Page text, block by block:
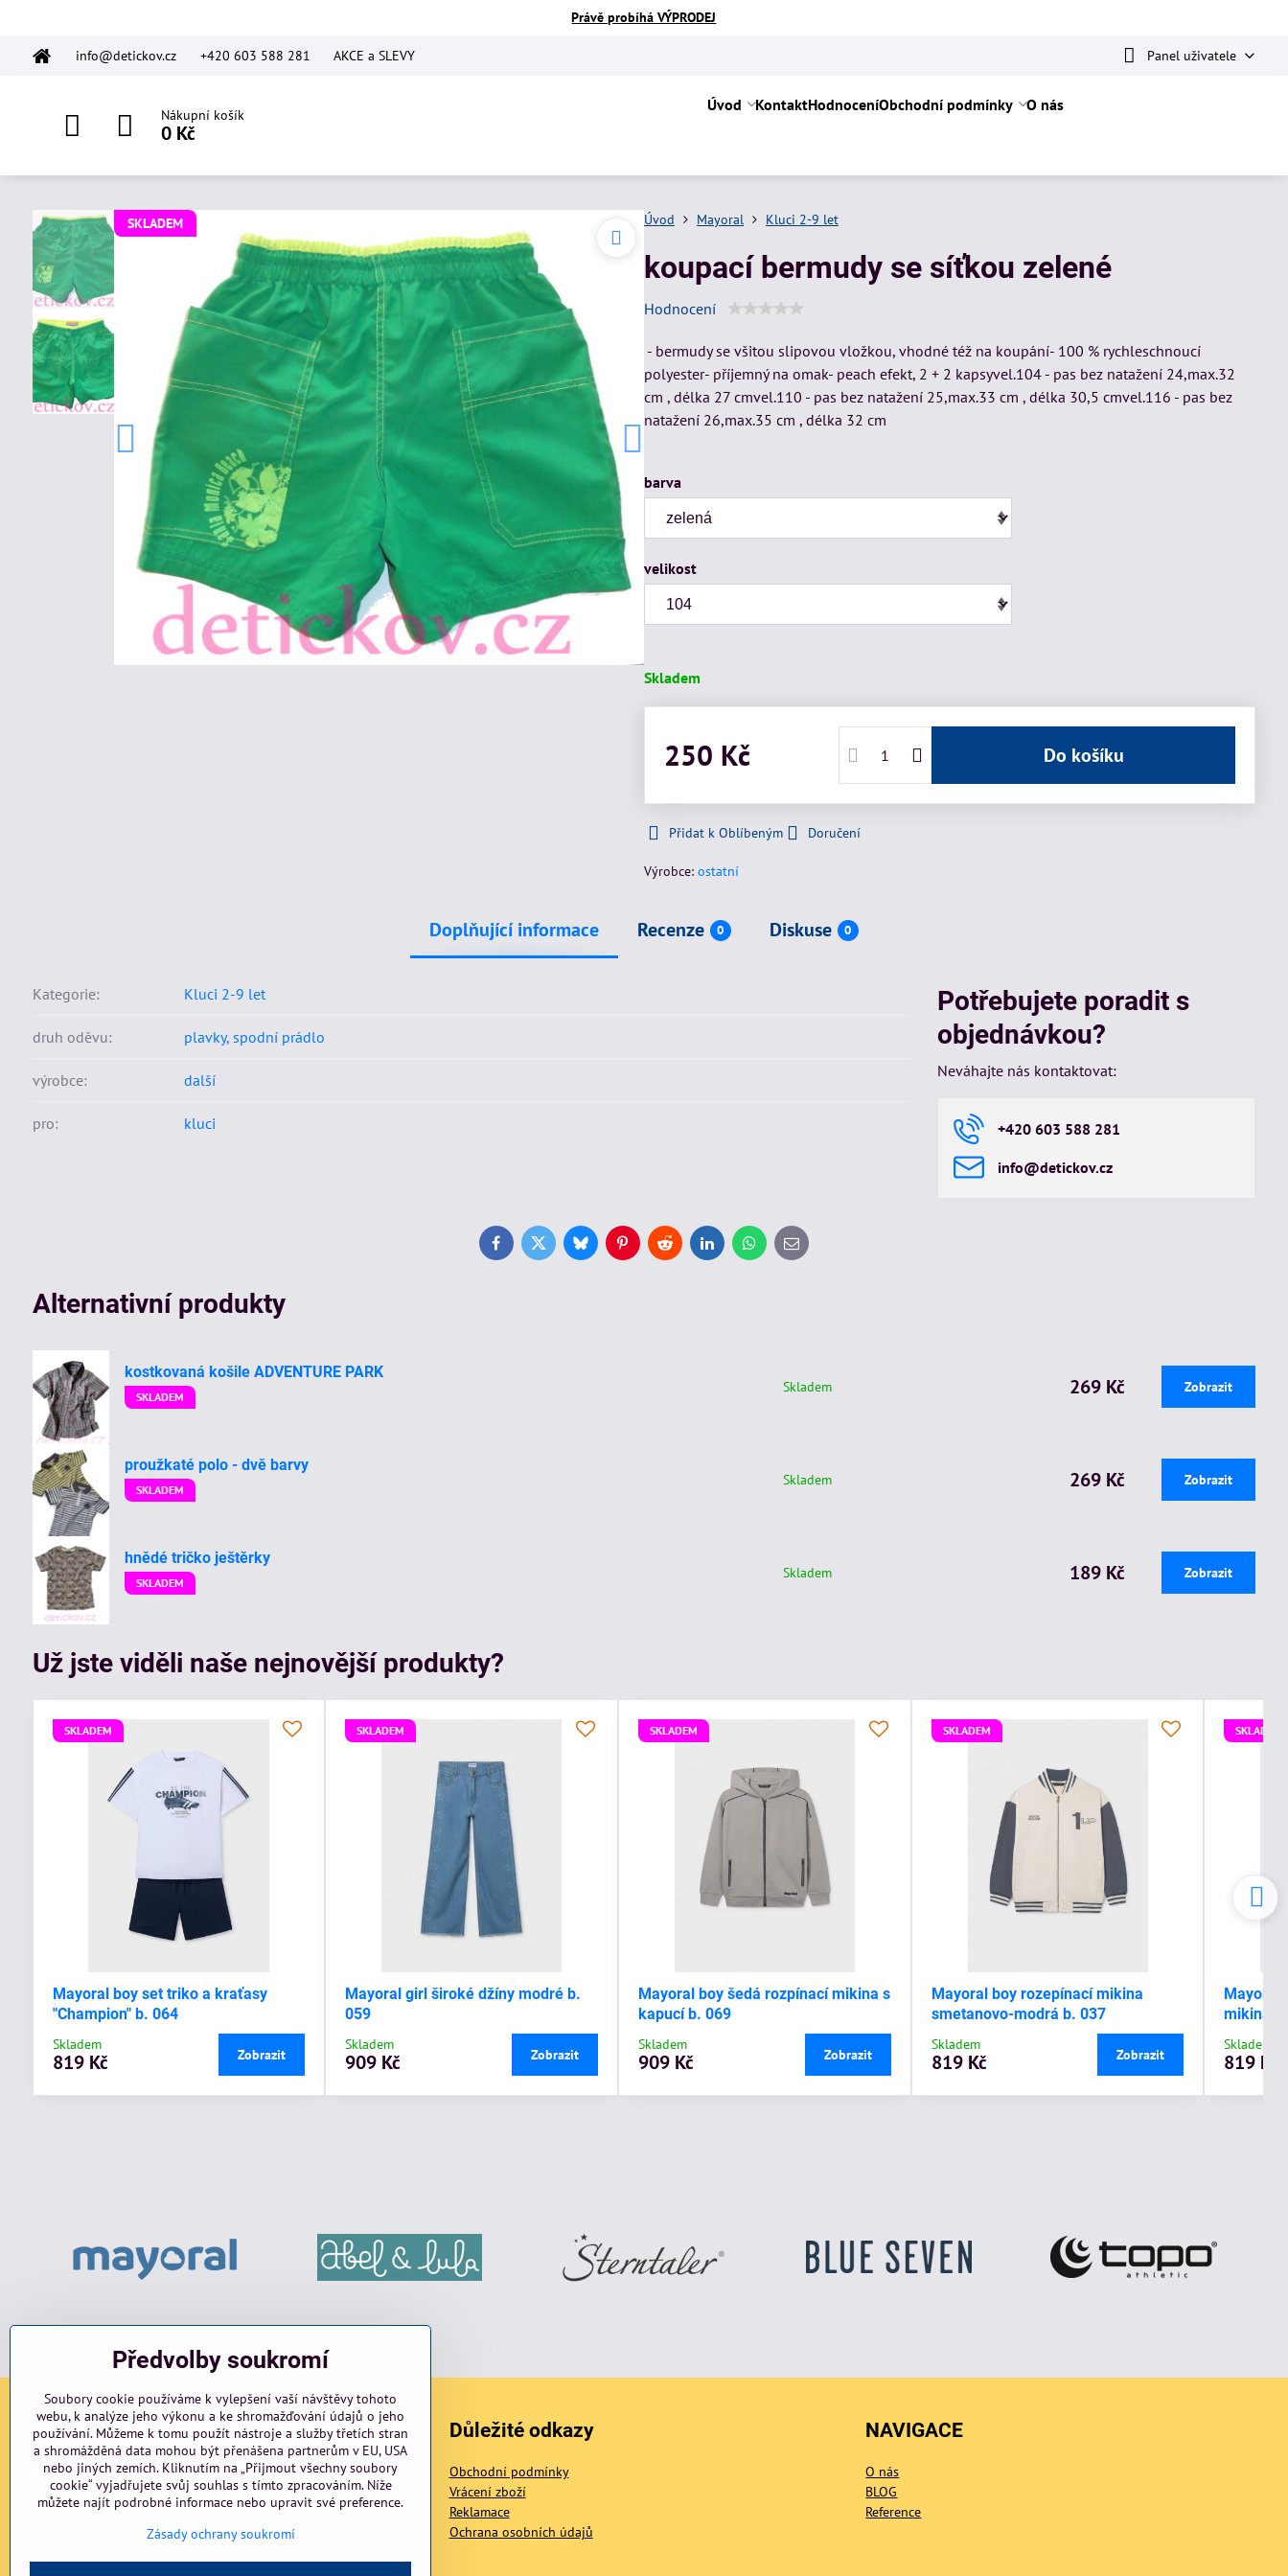
Právě probíhá VÝPRODEJ
info@detickov.cz +420 603 588 281 AKCE a SLEVY Panel uživatele
Nákupní košík
0 Kč
Úvod KontaktHodnoceníObchodní podmínky O nás
SKLADEM Úvod Mayoral Kluci 2-9 let
koupací bermudy se síťkou zelené
Hodnocení
- bermudy se všitou slipovou vložkou, vhodné též na koupání- 100 % rychleschnoucí
polyester- příjemný na omak- peach efekt, 2 + 2 kapsyvel.104 - pas bez natažení 24,max.32
cm , délka 27 cmvel.110 - pas bez natažení 25,max.33 cm , délka 30,5 cmvel.116 - pas bez
natažení 26,max.35 cm , délka 32 cm
barva
velikost
Skladem
250 Kč Do košíku
Přidat k Oblíbeným Doručení
Výrobce: ostatní
Doplňující informace Recenze 0 Diskuse 0
Kategorie: Kluci 2-9 let
druh oděvu: plavky, spodní prádlo
výrobce: další
pro: kluci
Potřebujete poradit s
objednávkou?
Neváhajte nás kontaktovat:
+420 603 588 281
info​@detickov​.cz
FacebookTwitterBlueskyPinterestRedditLinkedInWhatsApp
E-
mail
Alternativní produkty
kostkovaná košile ADVENTURE PARK
SKLADEM
Skladem 269 Kč Zobrazit
proužkaté polo - dvě barvy
SKLADEM
Skladem 269 Kč Zobrazit
hnědé tričko ještěrky
SKLADEM
Skladem 189 Kč Zobrazit
Už jste viděli naše nejnovější produkty?
SKLADEM
Mayoral boy set triko a kraťasy
"Champion" b. 064
Skladem
819 Kč Zobrazit
SKLADEM
Mayoral girl široké džíny modré b.
059
Skladem
909 Kč Zobrazit
SKLADEM
Mayoral boy šedá rozpínací mikina s
kapucí b. 069
Skladem
909 Kč Zobrazit
SKLADEM
Mayoral boy rozepínací mikina
smetanovo-modrá b. 037
Skladem
819 Kč Zobrazit
SKLADEM
Mayoral
mikina s
Skladem
819 Kč
Sociální sítě
Facebook Instagram blog
Důležité odkazy
Obchodní podmínky
Vrácení zboží
Reklamace
Ochrana osobních údajů
NAVIGACE
O nás
BLOG
Reference
Předvolby soukromí
Soubory cookie používáme k vylepšení vaší návštěvy tohoto
webu, k analýze jeho výkonu a ke shromažďování údajů o jeho
používání. Můžeme k tomu použít nástroje a služby třetích stran
a shromážděná data mohou být přenášena partnerům v EU, USA
nebo jiných zemích. Kliknutím na „Přijmout všechny soubory
cookie“ vyjadřujete svůj souhlas s tímto zpracováním. Níže
můžete najít podrobné informace nebo upravit své preference.
Zásady ochrany soukromí